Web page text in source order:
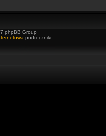
phpBB Group
podręczniki